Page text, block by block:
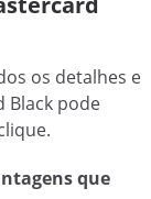
os detalhes e
Black pode
que